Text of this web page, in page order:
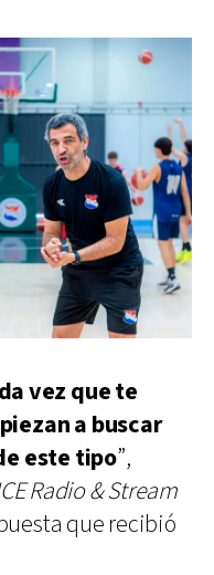
vez que te
a buscar
este tipo”,
Radio & Stream
que recibió